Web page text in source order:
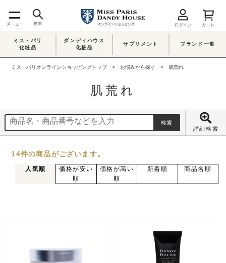
ミス・パリ
化粧品
ダンディハウス
化粧品
サプリメント ブランド一覧
ミス・パリオンラインショッピングトップ お悩みから探す 肌荒れ
肌荒れ
詳細検索
14件の商品がございます。
人気順
価格が安い
順
価格が高い
順
新着順 商品名順